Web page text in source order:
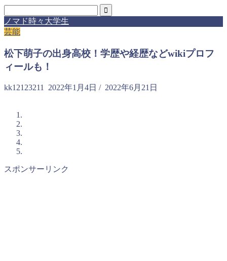
ノマド時々大学生
芸能
松下萌子の出身高校！学歴や経歴などwikiプロフ
ィールも！
kk12123211 2022年1月4日 / 2022年6月21日
スポンサーリンク